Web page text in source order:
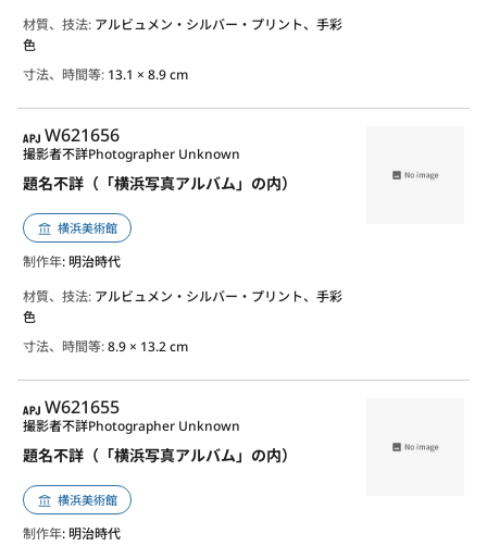
材質、技法: アルビュメン・シルバー・プリント、手彩
色
寸法、時間等: 13.1 × 8.9 cm
APJ
W621656
題名不詳（「横浜写真アルバム」の内）
撮影者不詳Photographer Unknown
横浜美術館
制作年: 明治時代
材質、技法: アルビュメン・シルバー・プリント、手彩
色
寸法、時間等:8.9 × 13.2 cm
APJ
W621655
題名不詳（「横浜写真アルバム」の内）
撮影者不詳Photographer Unknown
横浜美術館
制作年: 明治時代